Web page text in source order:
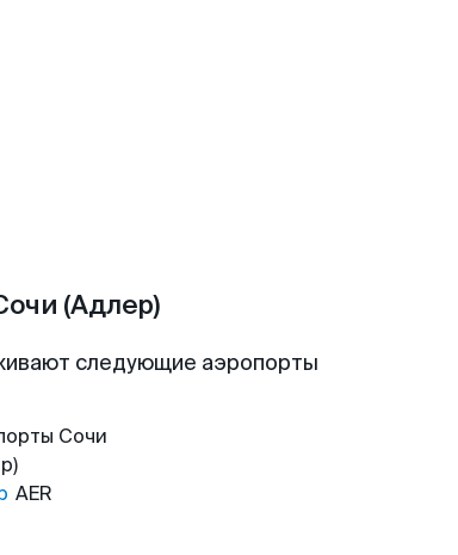
(Адлер)
следующие аэропорты
Сочи
AER